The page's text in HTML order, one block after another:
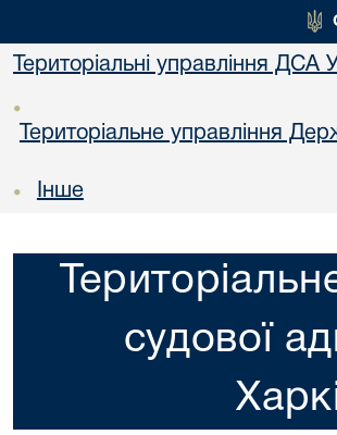
Територіальні управління ДСА
•
Територіальне управління
• Інше
судової